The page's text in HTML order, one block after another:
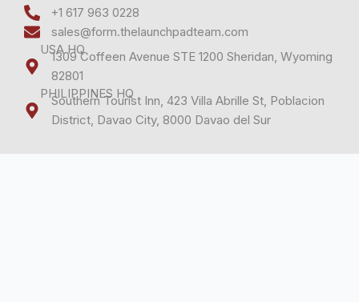
b
o
o
k
d
i
+1 617 963 0228
sales@form.thelaunchpadteam.com
USA HQ
1309 Coffeen Avenue STE 1200 Sheridan, Wyoming
82801
PHILIPPINES HQ
Southern Tourist Inn, 423 Villa Abrille St, Poblacion
District, Davao City, 8000 Davao del Sur